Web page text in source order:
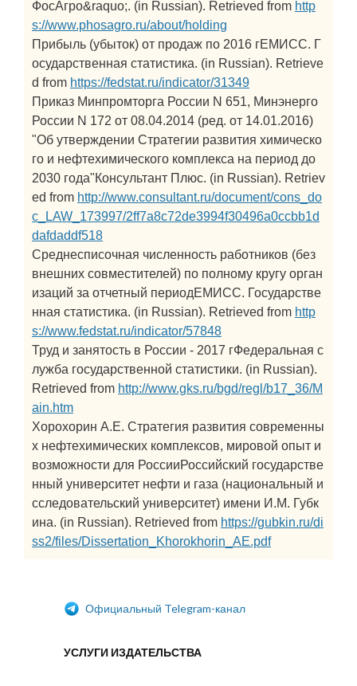
ФосАгро&raquo;. (in Russian). Retrieved from http
s://www.phosagro.ru/about/holding
Прибыль (убыток) от продаж по 2016 гЕМИСС. Г
осударственная статистика. (in Russian). Retrieve
d from https://fedstat.ru/indicator/31349
Приказ Минпромторга России N 651, Минэнерго
России N 172 от 08.04.2014 (ред. от 14.01.2016)
"Об утверждении Стратегии развития химическо
го и нефтехимического комплекса на период до
2030 года"Консультант Плюс. (in Russian). Retriev
ed from http://www.consultant.ru/document/cons_do
c_LAW_173997/2ff7a8c72de3994f30496a0ccbb1d
dafdaddf518
Среднесписочная численность работников (без
внешних совместителей) по полному кругу орган
изаций за отчетный периодЕМИСС. Государстве
нная статистика. (in Russian). Retrieved from http
s://www.fedstat.ru/indicator/57848
Труд и занятость в России - 2017 гФедеральная с
лужба государственной статистики. (in Russian).
Retrieved from http://www.gks.ru/bgd/regl/b17_36/M
ain.htm
Хорохорин А.Е. Стратегия развития современны
х нефтехимических комплексов, мировой опыт и
возможности для РоссииРоссийский государстве
нный университет нефти и газа (национальный и
сследовательский университет) имени И.М. Губк
ина. (in Russian). Retrieved from https://gubkin.ru/di
ss2/files/Dissertation_Khorokhorin_AE.pdf
Официальный Telegram-канал
УСЛУГИ ИЗДАТЕЛЬСТВА